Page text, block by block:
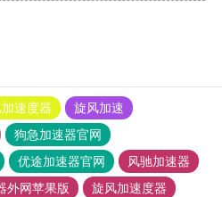
速度器
旋风加速
狗急加速器官网
优途加速器官网
风驰加速器
外网苹果版
旋风加速度器